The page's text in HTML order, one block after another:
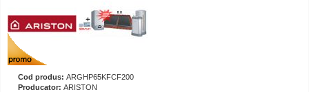
Cod produs: ARGHP65KFCF200
Producator: ARISTON